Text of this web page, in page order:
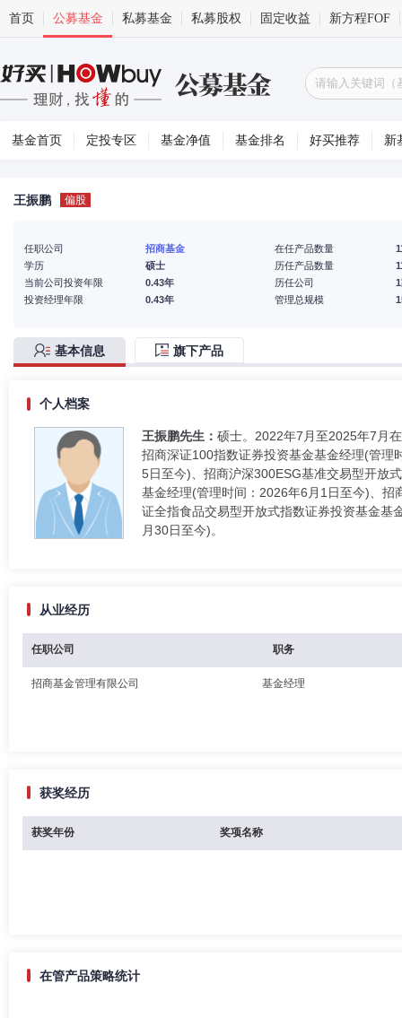
首页 公募基金 私募基金 私募股权 固定收益 新方程FOF
基金首页 定投专区 基金净值 基金排名 好买推荐 新
王振鹏 偏股
任职公司
招商基金
学历
硕士
当前公司投资年限
0.43年
投资经理年限
0.43年
在任产品数量
历任产品数量
历任公司
管理总规模
基本信息 旗下产品
个人档案
王振鹏先生： 硕士。2022年7月至2025年7月
招商深证100指数证券投资基金基金经理(管
5日至今)、招商沪深300ESG基准交易型开放
基金经理(管理时间：2026年6月1日至今)、
证全指食品交易型开放式指数证券投资基金
月30日至今)。
从业经历
任职公司 职务
招商基金管理有限公司 基金经理
获奖经历
获奖年份 奖项名称
在管产品策略统计